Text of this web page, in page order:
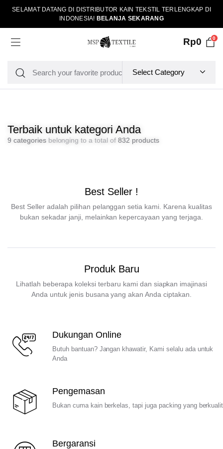
SELAMAT DATANG DI DISTRIBUTOR KAIN TEKSTIL TERLENGKAP DI
INDONESIA! BELANJA SEKARANG
Rp0 0
Terbaik untuk kategori Anda
9 categoriesbelonging to a total of 832 products
Best Seller !
Best Seller adalah pilihan pelanggan setia kami. Karena kualitas
bukan sekadar janji, melainkan kepercayaan yang terjaga.
Produk Baru
Lihatlah beberapa koleksi terbaru kami dan siapkan imajinasi
Anda untuk jenis busana yang akan Anda ciptakan.
Dukungan Online
Butuh bantuan? Jangan khawatir, Kami selalu ada untuk
Anda
Pengemasan
Bukan cuma kain berkelas, tapi juga packing yang
Bergaransi